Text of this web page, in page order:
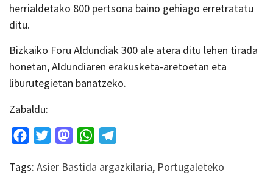
herrialdetako 800 pertsona baino gehiago erretratatu
ditu.
Bizkaiko Foru Aldundiak 300 ale atera ditu lehen tirada
honetan, Aldundiaren erakusketa-aretoetan eta
liburutegietan banatzeko.
Zabaldu:
FacebookTwitterMastodonWhatsApp
Tags: Asier Bastida argazkilaria, Portugaleteko